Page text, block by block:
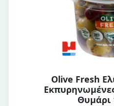
Olive Fresh
Θυμάρι